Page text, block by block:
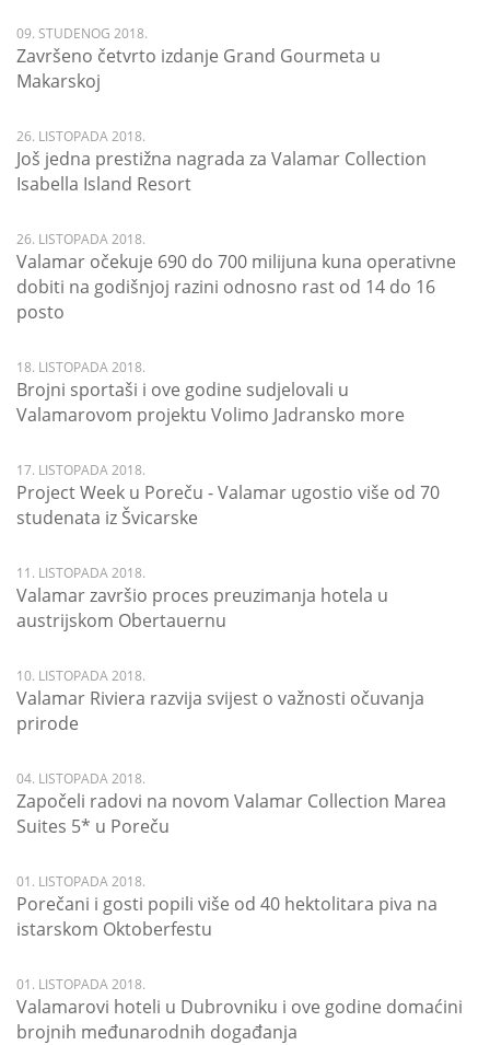
09. STUDENOG 2018.
Završeno četvrto izdanje Grand Gourmeta u
Makarskoj
26. LISTOPADA 2018.
Još jedna prestižna nagrada za Valamar Collection
Isabella Island Resort
26. LISTOPADA 2018.
Valamar očekuje 690 do 700 milijuna kuna operativne
dobiti na godišnjoj razini odnosno rast od 14 do 16
posto
18. LISTOPADA 2018.
Brojni sportaši i ove godine sudjelovali u
Valamarovom projektu Volimo Jadransko more
17. LISTOPADA 2018.
Project Week u Poreču - Valamar ugostio više od 70
studenata iz Švicarske
11. LISTOPADA 2018.
Valamar završio proces preuzimanja hotela u
austrijskom Obertauernu
10. LISTOPADA 2018.
Valamar Riviera razvija svijest o važnosti očuvanja
prirode
04. LISTOPADA 2018.
Započeli radovi na novom Valamar Collection Marea
Suites 5* u Poreču
01. LISTOPADA 2018.
Porečani i gosti popili više od 40 hektolitara piva na
istarskom Oktoberfestu
01. LISTOPADA 2018.
Valamarovi hoteli u Dubrovniku i ove godine domaćini
brojnih međunarodnih događanja